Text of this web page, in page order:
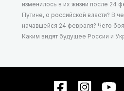
изменилось в их жизни после 24
Путине, о российской власти? В
начавшейся 24 февраля? Чего
Каким видят будущее России и